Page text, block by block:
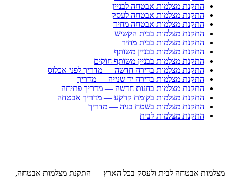
התקנת מצלמות אבטחה לבניין
התקנת מצלמות אבטחה לעסק
התקנת מצלמות אבטחה מחיר
התקנת מצלמות בבית הקשיש
התקנת מצלמות בבית מחיר
התקנת מצלמות בבניין משותף
התקנת מצלמות בבניין משותף חוקים
התקנת מצלמות בדירה חדשה — מדריך לפני אכלוס
התקנת מצלמות בדירה יד שנייה — מדריך
התקנת מצלמות בחנות חדשה — מדריך פתיחה
התקנת מצלמות בקומת קרקע — מדריך אבטחה
התקנת מצלמות בשטח בניה — מדריך
התקנת מצלמות לבית
מצלמות אבטחה לבית ולעסק בכל הארץ — התקנת מצלמות אבטחה,